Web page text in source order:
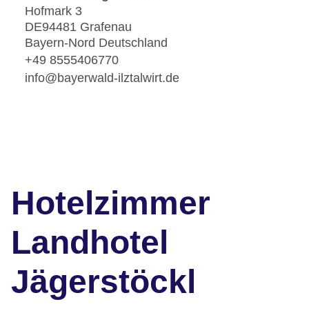
Hofmark 3
DE94481 Grafenau
Bayern-Nord Deutschland
+49 8555406770
info@bayerwald-ilztalwirt.de
Hotelzimmer
Landhotel
Jägerstöckl